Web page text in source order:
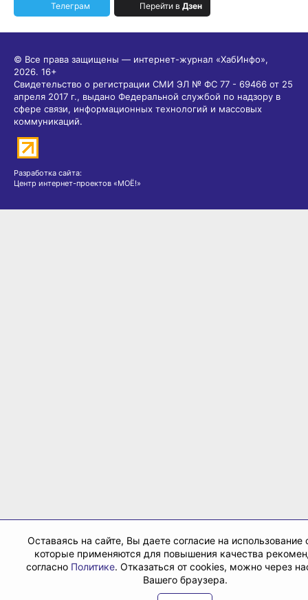
Телеграм Перейти в Дзен
© Все права защищены — интернет-журнал «ХабИнфо»,
2026. 16+
Свидетельство о регистрации СМИ ЭЛ № ФС 77 - 69466 от 25
апреля 2017 г., выдано Федеральной службой по надзору в
сфере связи, информационных технологий и массовых
коммуникаций.
Разработка сайта:
Центр интернет-проектов «МОЁ!»
Оставаясь на сайте, Вы даете согласие на использование
которые применяются для повышения качества
согласно Политике. Отказаться от cookies, можно через
Вашего браузера.